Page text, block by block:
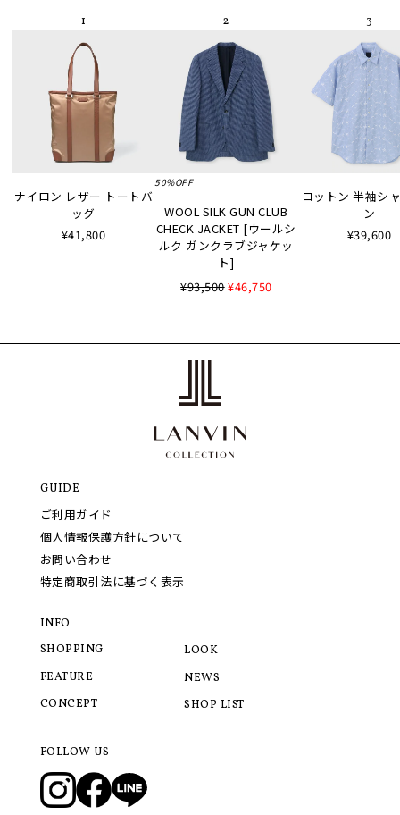
ナイロン レザー トートバ
ッグ
¥41,800
50%OFF
WOOL SILK GUN CLUB
CHECK JACKET [ウールシ
ルク ガンクラブジャケッ
ト]
¥93,500¥46,750
コットン 半袖シ
ン
¥39,600
GUIDE
ご利用ガイド
個人情報保護方針について
お問い合わせ
特定商取引法に基づく表示
INFO
SHOPPING
FEATURE
CONCEPT
LOOK
NEWS
SHOP LIST
FOLLOW US